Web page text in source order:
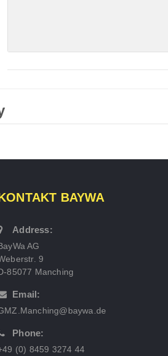
BAYWA
Address:
AG
9
85077 Manching
Email:
Phone:
(0) 8459 3274 44